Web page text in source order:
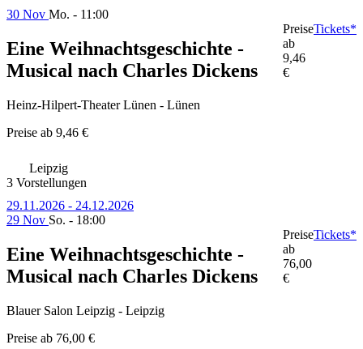
30 Nov Mo. - 11:00
Eine Weihnachtsgeschichte -
Musical nach Charles Dickens
Heinz-Hilpert-Theater Lünen - Lünen
Preise ab 9,46 €
Preise
ab
9,46
€
Tickets*
Leipzig
3 Vorstellungen
29.11.2026 - 24.12.2026
29 Nov So. - 18:00
Eine Weihnachtsgeschichte -
Musical nach Charles Dickens
Blauer Salon Leipzig - Leipzig
Preise ab 76,00 €
Preise
ab
76,00
€
Tickets*